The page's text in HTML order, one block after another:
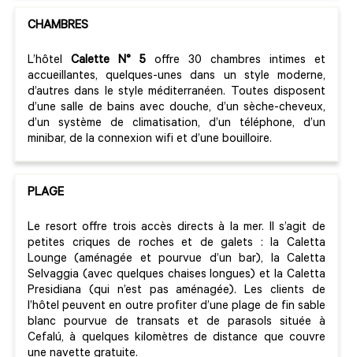
CHAMBRES
L’hôtel Calette N° 5 offre 30 chambres intimes et
accueillantes, quelques-unes dans un style moderne,
d’autres dans le style méditerranéen. Toutes disposent
d’une salle de bains avec douche, d’un sèche-cheveux,
d’un système de climatisation, d’un téléphone, d’un
minibar, de la connexion wifi et d’une bouilloire.
PLAGE
Le resort offre trois accès directs à la mer. Il s’agit de
petites criques de roches et de galets : la Caletta
Lounge (aménagée et pourvue d’un bar), la Caletta
Selvaggia (avec quelques chaises longues) et la Caletta
Presidiana (qui n’est pas aménagée). Les clients de
l’hôtel peuvent en outre profiter d’une plage de fin sable
blanc pourvue de transats et de parasols située à
Cefalú, à quelques kilomètres de distance que couvre